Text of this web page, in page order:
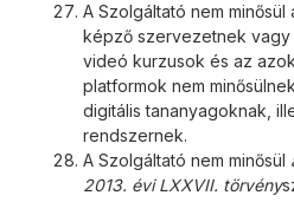
A Szolgáltató nem
képző szervezetnek
videó kurzusok és az
platformok nem
digitális tananyagoknak,
rendszernek.
A Szolgáltató nem minősül
2013. évi LXXVII. törvény